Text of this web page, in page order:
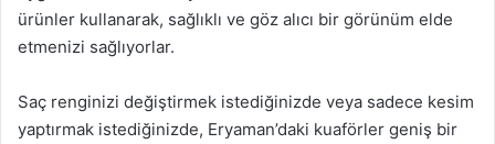
ürünler kullanarak, sağlıklı ve göz alıcı bir görünüm elde
etmenizi sağlıyorlar.
Saç renginizi değiştirmek istediğinizde veya sadece kesim
yaptırmak istediğinizde, Eryaman’daki kuaförler geniş bir